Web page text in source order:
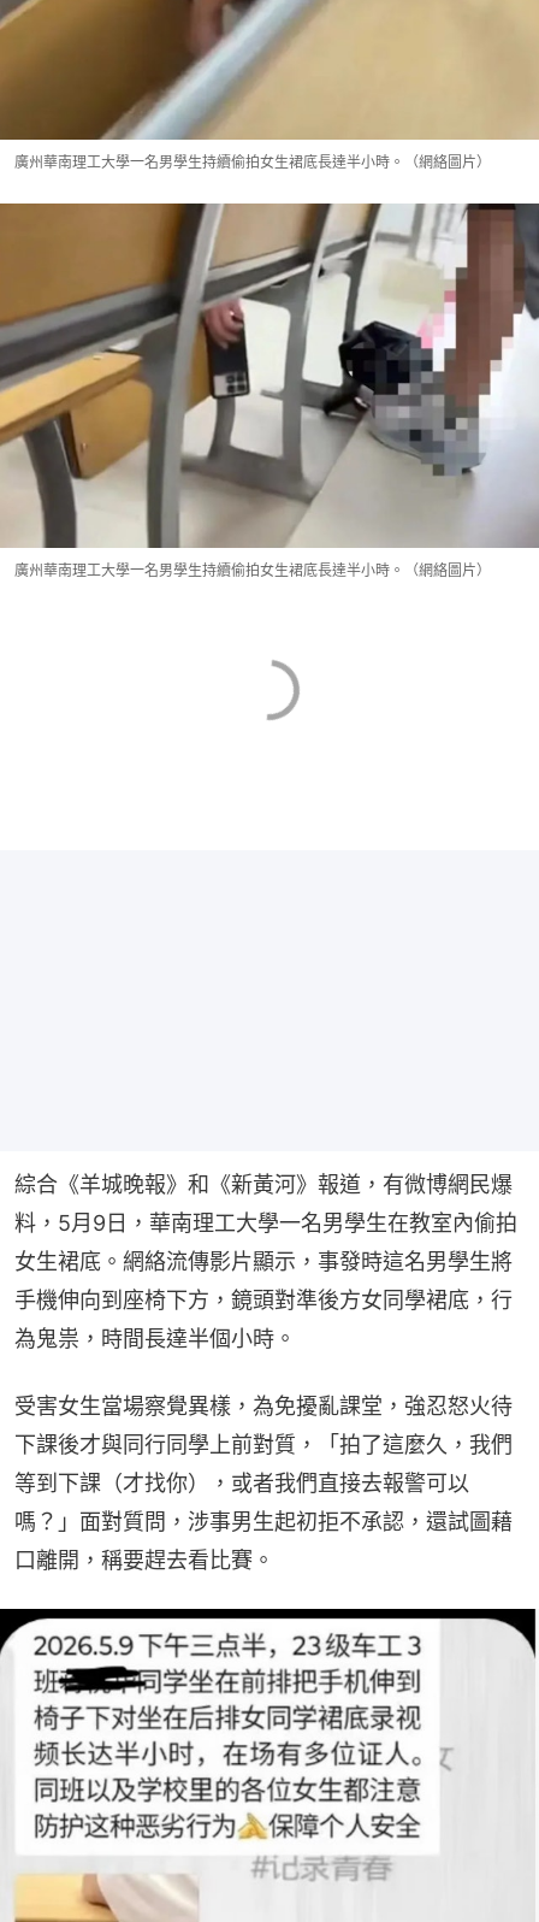
廣州華南理工大學一名男學生持續偷拍女生裙底長達半小時。（網絡圖片）
廣州華南理工大學一名男學生持續偷拍女生裙底長達半小時。（網絡圖片）
綜合《羊城晚報》和《新黃河》報道，有微博網民爆
料，5月9日，華南理工大學一名男學生在教室內偷拍
女生裙底。網絡流傳影片顯示，事發時這名男學生將
手機伸向到座椅下方，鏡頭對準後方女同學裙底，行
為鬼祟，時間長達半個小時。
受害女生當場察覺異樣，為免擾亂課堂，強忍怒火待
下課後才與同行同學上前對質，「拍了這麼久，我們
等到下課（才找你），或者我們直接去報警可以
嗎？」面對質問，涉事男生起初拒不承認，還試圖藉
口離開，稱要趕去看比賽。